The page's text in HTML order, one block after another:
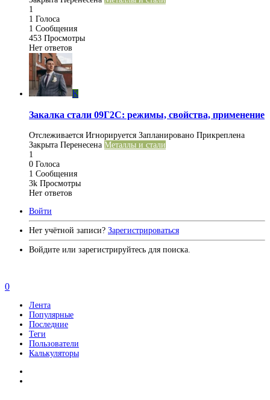
1
1 Голоса
1 Сообщения
453 Просмотры
Нет ответов
K
Закалка стали 09Г2С: режимы, свойства, применение
Отслеживается Игнорируется Запланировано Прикреплена
Закрыта Перенесена Металлы и стали
1
0 Голоса
1 Сообщения
3k Просмотры
Нет ответов
Войти
Нет учётной записи? Зарегистрироваться
Войдите или зарегистрируйтесь для поиска.
0
Лента
Популярные
Последние
Теги
Пользователи
Калькуляторы